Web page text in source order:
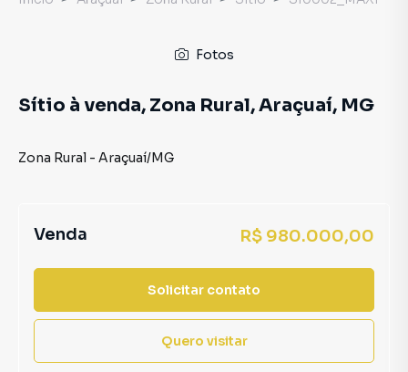
Fotos
Sítio à venda, Zona Rural, Araçuaí, MG
Zona Rural - Araçuaí/MG
Venda R$ 980.000,00
Solicitar contato
Quero visitar